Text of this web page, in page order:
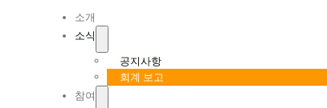
Navigation
소개
소식
공지사항
회계 보고
참여